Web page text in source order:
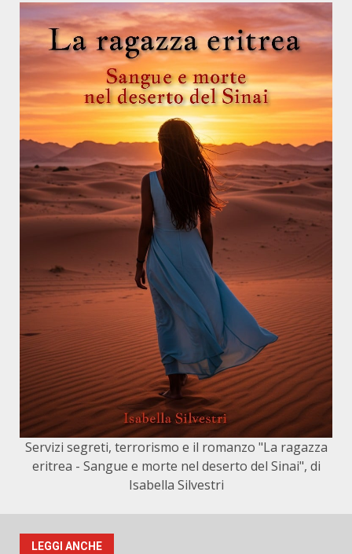
Servizi segreti, terrorismo e il romanzo "La ragazza
eritrea - Sangue e morte nel deserto del Sinai", di
Isabella Silvestri
LEGGI ANCHE